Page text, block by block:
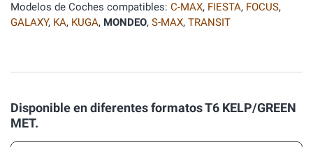
Modelos de Coches compatibles: C-MAX, FIESTA, FOCUS,
GALAXY, KA, KUGA, MONDEO, S-MAX, TRANSIT
Disponible en diferentes formatos T6 KELP/GREEN
MET.